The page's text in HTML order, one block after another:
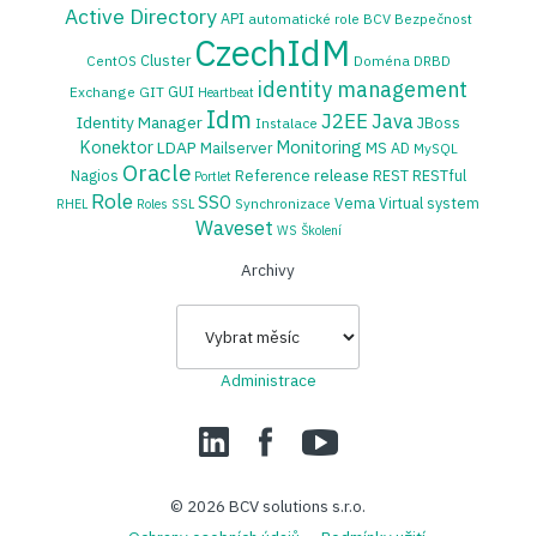
Active DirectoryAPI automatické role BCV Bezpečnost
CentOS Cluster CzechIdM Doména DRBD
Exchange GIT GUI Heartbeat identity management
Identity Manager Idm Instalace J2EEJavaJBoss
KonektorLDAP Mailserver Monitoring MS AD MySQL
Nagios Oracle Portlet Reference release RESTRESTful
RHEL Role Roles SSL SSO Synchronizace Vema Virtual system
Waveset WS Školení
Archivy
Archivy
Administrace
LinedIn Facebook
© 2026BCV solutions s.r.o.